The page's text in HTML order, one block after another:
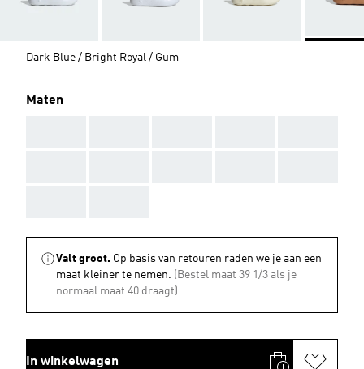
Dark Blue / Bright Royal / Gum
Maten
Valt groot. Op basis van retouren raden we je aan een
maat kleiner te nemen. (Bestel maat 39 1/3 als je
normaal maat 40 draagt)
In winkelwagen